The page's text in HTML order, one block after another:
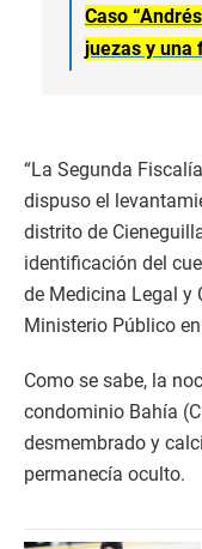
Caso
juezas y una
“La Segunda
dispuso el
distrito de
identificación del
de Medicina Legal y
Ministerio Público
Como se sabe, la
condominio Bahía
desmembrado y
permanecía oculto.